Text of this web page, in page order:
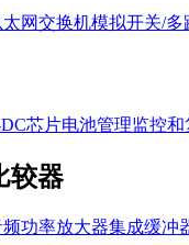
太网交换机模拟开关/多
芯片电池管理监控
较器
频功率放大器集成缓冲